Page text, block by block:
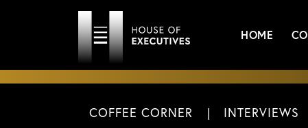
HOME
COFFEE CORNER INTERVIEWS